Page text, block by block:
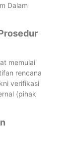
Dalam
memulai
rencana
verifikasi
(pihak